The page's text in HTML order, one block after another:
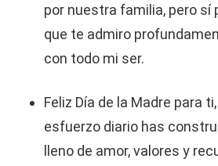
por nuestra familia, pero sí
que te admiro
con todo mi ser.
Feliz Día de la Madre para
esfuerzo diario has
lleno de amor, valores y